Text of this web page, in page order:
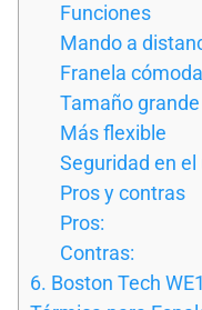
Funciones
Mando a
Franela cómoda
Tamaño
Más flexible
Seguridad en el
Pros y contras
Pros:
Contras:
6. Boston Tech